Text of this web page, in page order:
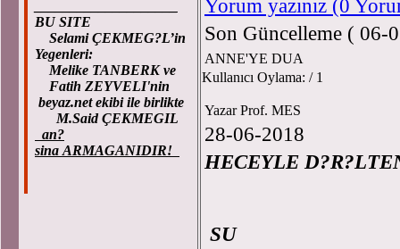
BU SITE
Selami ÇEKMEG?L’in
Yegenleri:
Melike TANBERK ve
Fatih ZEYVELI'nin
beyaz.net ekibi ile birlikte
M.Said ÇEKMEGIL
an?
sina ARMAGANIDIR!
Yorum yazınız (0
Son Güncelleme ( 06-
ANNE'YE DUA
Kullanıcı Oylama: / 1
Yazar Prof. MES
28-06-2018
HECEYLE
SU